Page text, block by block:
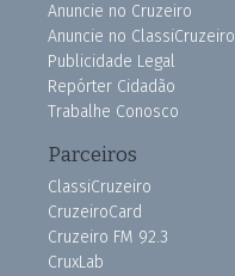
Anuncie no Cruzeiro
Anuncie no ClassiCruzeiro
Publicidade Legal
Repórter Cidadão
Trabalhe Conosco
Parceiros
ClassiCruzeiro
CruzeiroCard
Cruzeiro FM 92.3
CruxLab